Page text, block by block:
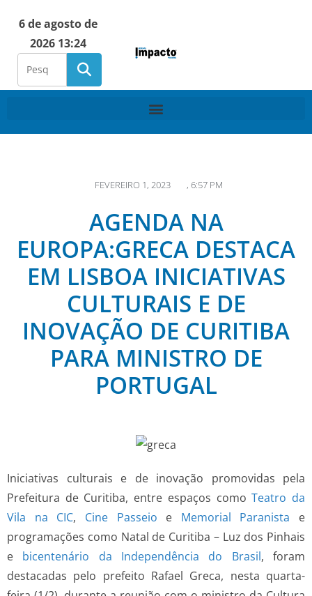
6 de agosto de
2026 13:24
FEVEREIRO 1, 2023 , 6:57 PM
AGENDA NA
EUROPA:GRECA DESTACA
EM LISBOA INICIATIVAS
CULTURAIS E DE
INOVAÇÃO DE CURITIBA
PARA MINISTRO DE
PORTUGAL
Iniciativas culturais e de inovação promovidas pela
Prefeitura de Curitiba, entre espaços comoTeatro da
Vila na CIC, Cine Passeio e Memorial Paranista e
programações como Natal de Curitiba – Luz dos Pinhais
e bicentenário da Independência do Brasil, foram
destacadas pelo prefeito Rafael Greca, nesta quarta-